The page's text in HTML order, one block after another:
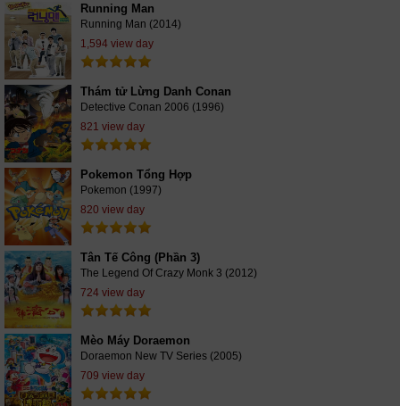
Running Man
Running Man (2014)
1,594 view day
Thám tử Lừng Danh Conan
Detective Conan 2006 (1996)
821 view day
Pokemon Tổng Hợp
Pokemon (1997)
820 view day
Tân Tế Công (Phần 3)
The Legend Of Crazy Monk 3 (2012)
724 view day
Mèo Máy Doraemon
Doraemon New TV Series (2005)
709 view day